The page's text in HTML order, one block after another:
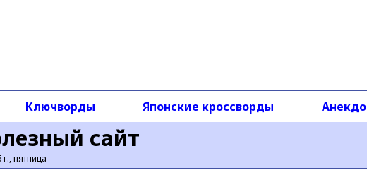
сайт
пятница
Ключворды Японские кроссворды